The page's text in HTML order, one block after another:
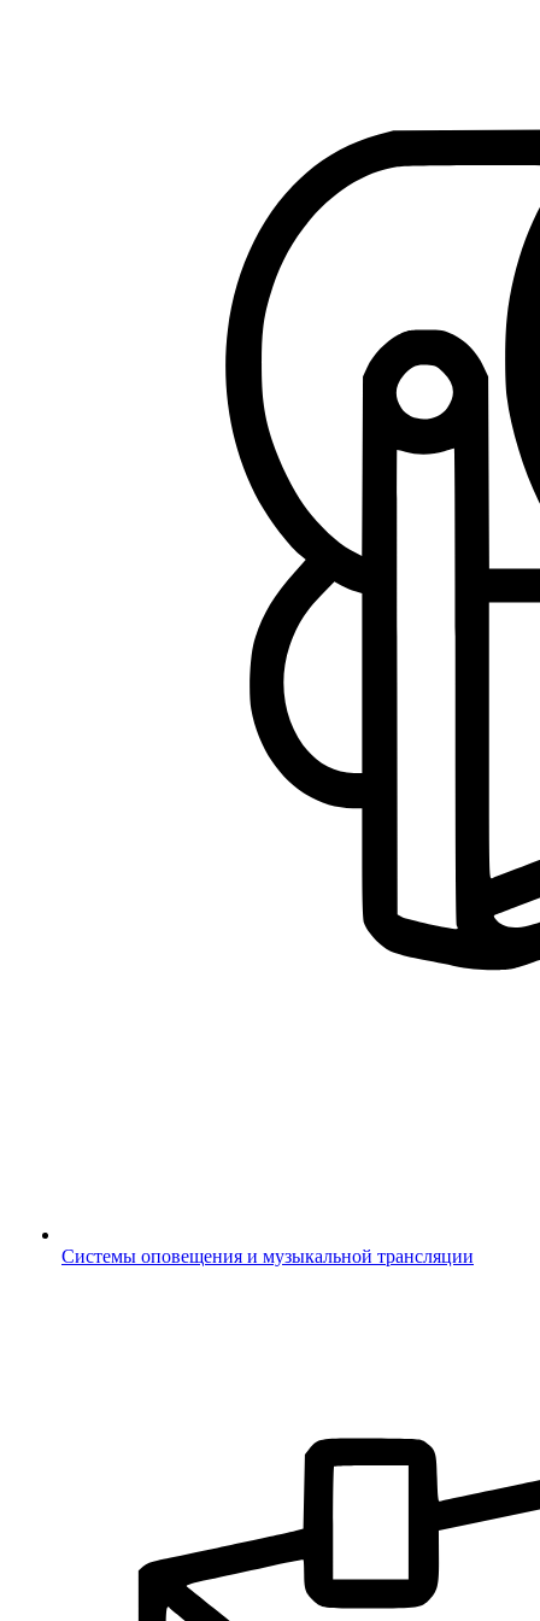
Системы оповещения и музыкальной трансляции